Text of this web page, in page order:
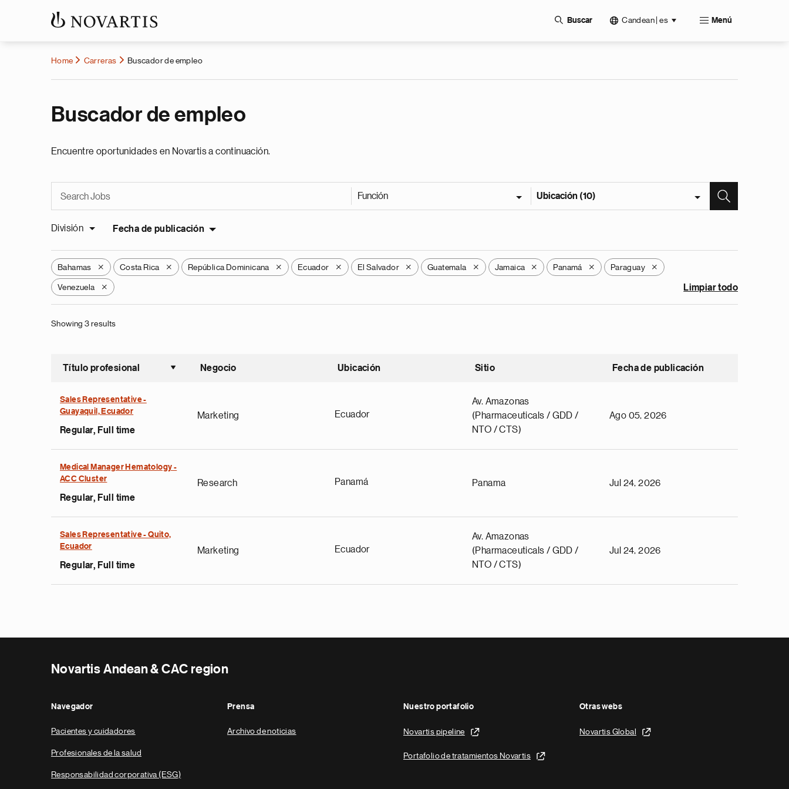
Buscar Candean | es Menú
Home Carreras Buscador de empleo
Buscador de empleo
Encuentre oportunidades en Novartis a continuación.
Función Ubicación (10)
División Fecha de publicación
Bahamas X Costa Rica X República Dominicana X Ecuador X El Salvador X Guatemala X Jamaica X Panamá X Paraguay X
Venezuela X Limpiar todo
Showing 3 results
Título profesional
Ordenar ascendente
Negocio Ubicación Sitio Fecha de publicación
Sales Representative -
Guayaquil, Ecuador
Regular, Full time
Marketing Ecuador
Av. Amazonas
(Pharmaceuticals / GDD /
NTO / CTS)
Ago 05, 2026
Medical Manager Hematology -
ACC Cluster
Regular, Full time
Research Panamá Panama Jul 24, 2026
Sales Representative - Quito,
Ecuador
Regular, Full time
Marketing Ecuador
Av. Amazonas
(Pharmaceuticals / GDD /
NTO / CTS)
Jul 24, 2026
Novartis Andean & CAC region
Navegador
Pacientes y cuidadores
Profesionales de la salud
Responsabilidad corporativa (ESG)
Prensa
Archivo de noticias
Nuestro portafolio
Novartis pipeline
Portafolio de tratamientos Novartis
Otras webs
Novartis Global